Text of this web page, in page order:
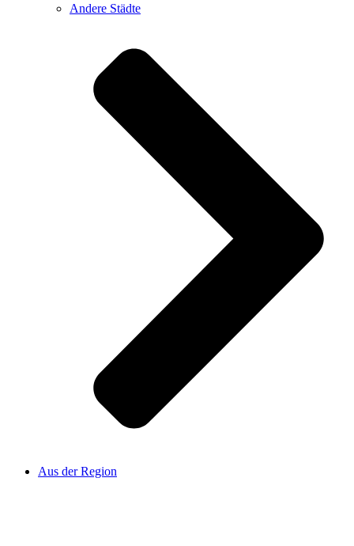
Andere Städte
Aus der Region